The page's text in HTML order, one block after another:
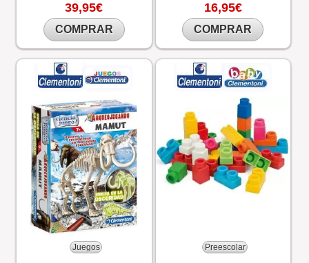
39,95€
COMPRAR
16,95€
COMPRAR
Juegos Preescolar